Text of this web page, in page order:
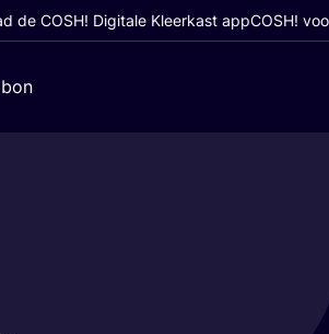
de COSH! Digitale Kleerkast appCOSH!